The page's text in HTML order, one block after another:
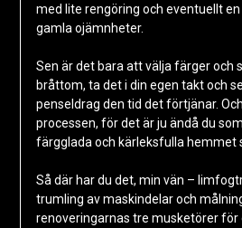
med lite rengöring och eventuellt
gamla ojämnheter.
Sen är det bara att välja färger och
bråttom, ta det i din egen takt och
penseldrag den tid det förtjänar.
processen, för det är ju ändå du
färgglada och kärleksfulla hemmet
Så där har du det, min vän –
trumling av maskindelar och
renoveringarnas tre musketörer för